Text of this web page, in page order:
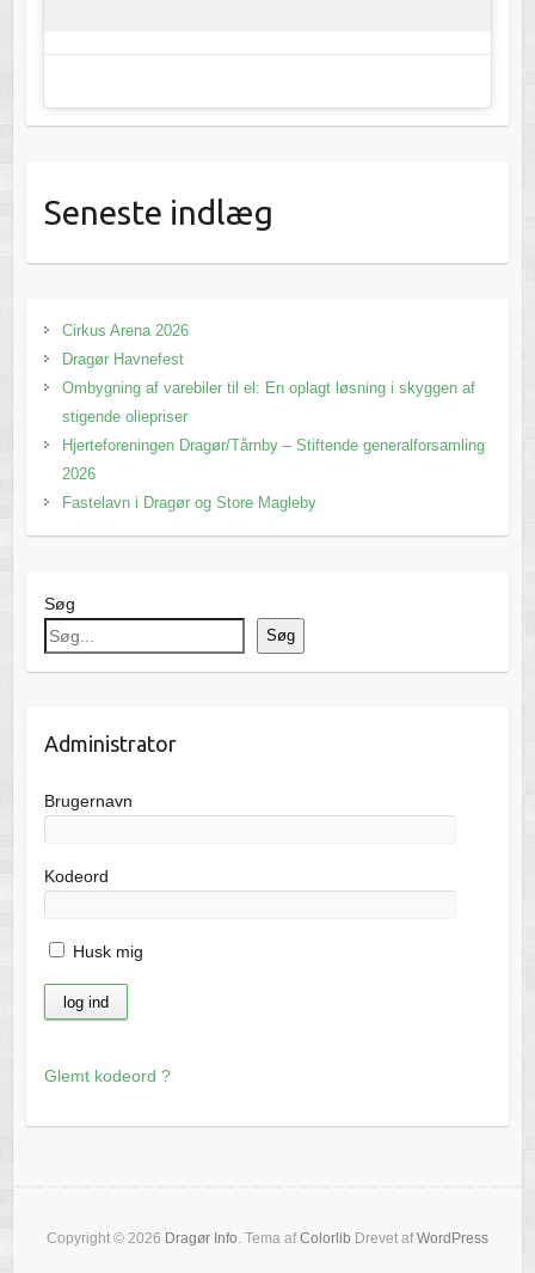
Seneste indlæg
Cirkus Arena 2026
Dragør Havnefest
Ombygning af varebiler til el: En oplagt løsning i skyggen af
stigende oliepriser
Hjerteforeningen Dragør/Tårnby – Stiftende generalforsamling
2026
Fastelavn i Dragør og Store Magleby
Søg
Søg
Administrator
Brugernavn
Kodeord
Husk mig
Glemt kodeord ?
Copyright © 2026 Dragør Info. Tema afColorlib Drevet afWordPress